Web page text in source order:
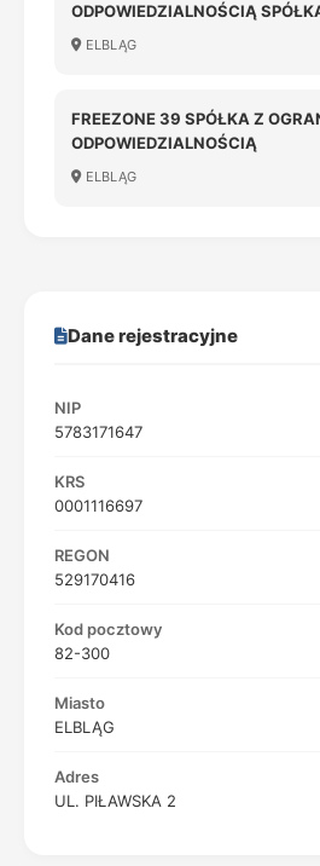
ODPOWIEDZIALNOŚCIĄ
ELBLĄG
FREEZONE 39 SPÓŁKA Z
ODPOWIEDZIALNOŚCIĄ
ELBLĄG
Dane rejestracyjne
NIP
5783171647
KRS
0001116697
REGON
529170416
Kod pocztowy
82-300
Miasto
ELBLĄG
Adres
UL. PIŁAWSKA 2